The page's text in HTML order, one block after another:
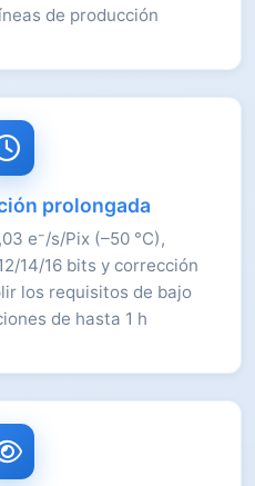
de producción
prolongada
e⁻/s/Pix (–50 °C),
14/16 bits y corrección
los requisitos de bajo
de hasta 1 h